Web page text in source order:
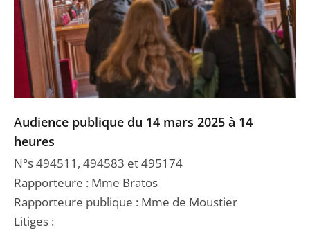
Audience publique du 14 mars 2025 à 14
heures
N°s 494511, 494583 et 495174
Rapporteure : Mme Bratos
Rapporteure publique : Mme de Moustier
Litiges :